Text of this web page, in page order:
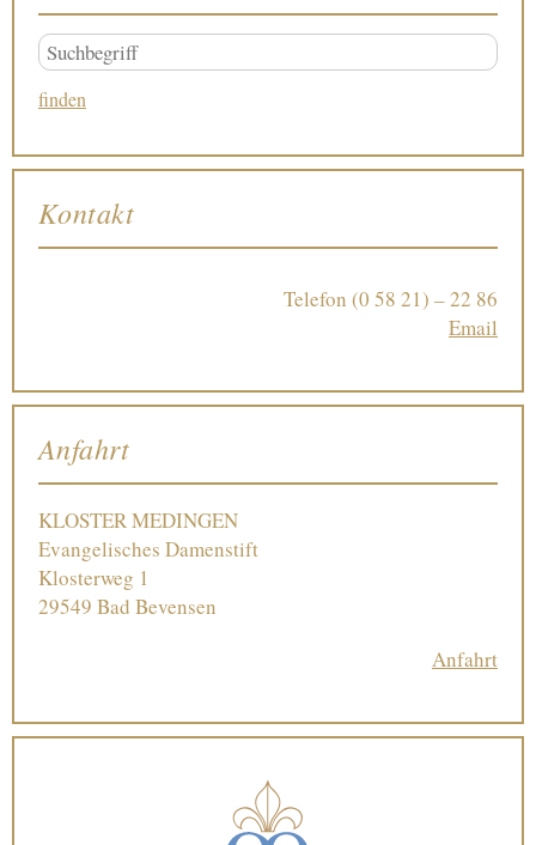
Kontakt
Telefon (0 58 21) – 22 86
Email
Anfahrt
KLOSTER MEDINGEN
Evangelisches Damenstift
Klosterweg 1
29549 Bad Bevensen
Anfahrt